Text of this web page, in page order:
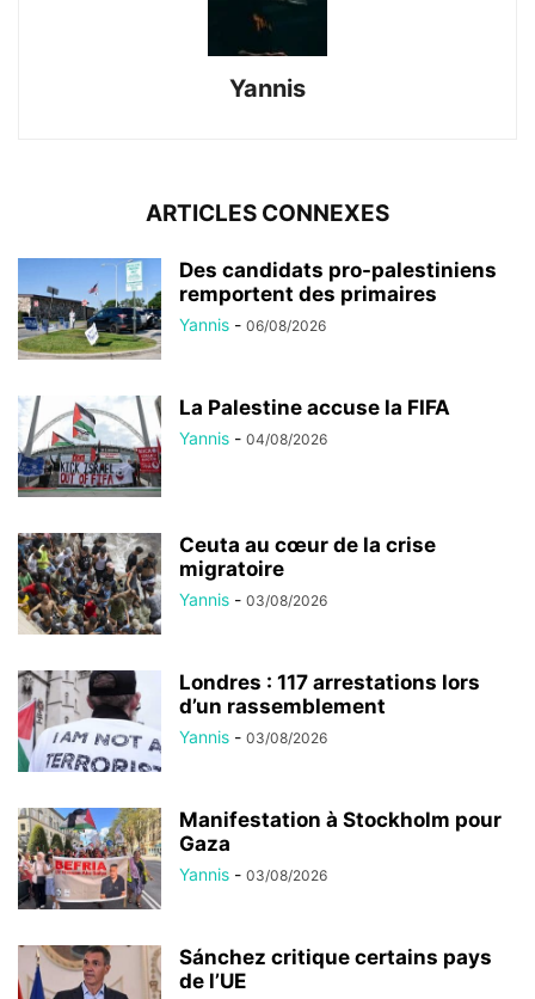
Yannis
ARTICLES CONNEXES
Des candidats pro-palestiniens
remportent des primaires
Yannis - 06/08/2026
La Palestine accuse la FIFA
Yannis - 04/08/2026
Ceuta au cœur de la crise
migratoire
Yannis - 03/08/2026
Londres : 117 arrestations lors
d’un rassemblement
Yannis - 03/08/2026
Manifestation à Stockholm pour
Gaza
Yannis - 03/08/2026
Sánchez critique certains pays
de l’UE